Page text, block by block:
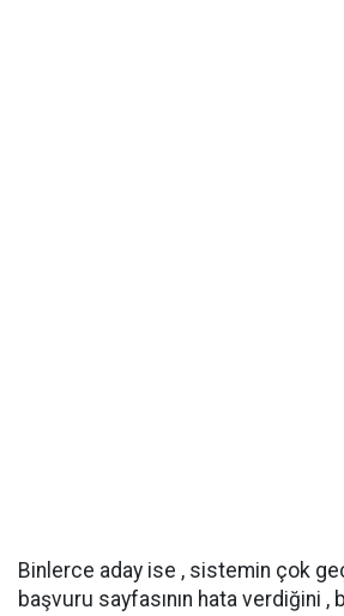
Binlerce aday ise , sistemin çok geç
başvuru sayfasının hata verdiğini ,